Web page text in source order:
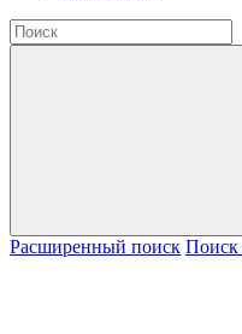
Расширенный поиск Поиск